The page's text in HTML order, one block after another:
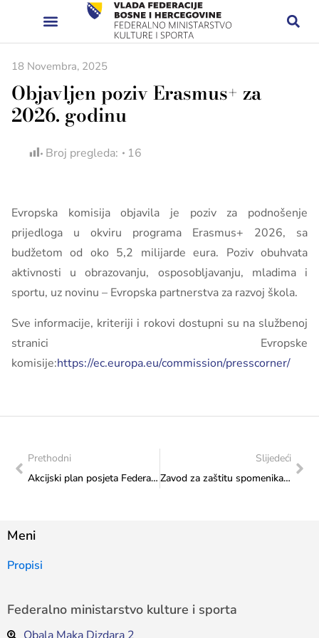
18 Novembra, 2025
Objavljen poziv Erasmus+ za
2026. godinu
Broj pregleda: 16
Evropska komisija objavila je poziv za podnošenje
prijedloga u okviru programa Erasmus+ 2026, sa
budžetom od oko 5,2 milijarde eura. Poziv obuhvata
aktivnosti u obrazovanju, osposobljavanju, mladima i
sportu, uz novinu – Evropska partnerstva za razvoj škola.
Sve informacije, kriteriji i rokovi dostupni su na službenoj
stranici Evropske
komisije:https://ec.europa.eu/commission/presscorner/
Prethodni
Akcijski plan posjeta Federalnog ministarstva kulture i sporta: Posjeta Udruženju građana „DiaLogos“ Tuzla
Slijedeći
Zavod za zaštitu spomenika: Aktivnosti u periodu od 10. do 14. 11. 2025 godine
Meni
Propisi
Federalno ministarstvo kulture i sporta